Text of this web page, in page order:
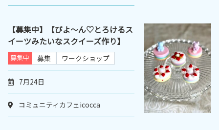
【募集中】【びよ～ん♡とろけるス
イーツみたいなスクイーズ作り】
募集中 募集 ワークショップ
7月24日
コミュニティカフェicocca